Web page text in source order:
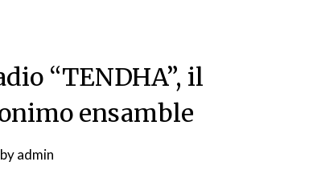
“TENDHA”, il
ensamble
byadmin